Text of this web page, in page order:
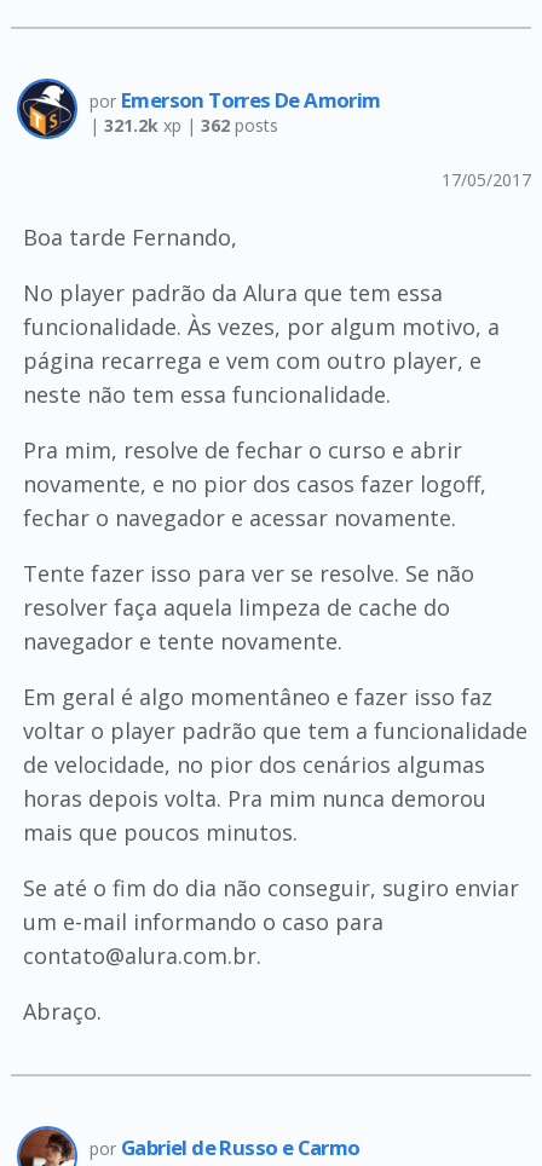
por Emerson Torres De Amorim
| 321.2kxp | 362posts
17/05/2017
Boa tarde Fernando,
No player padrão da Alura que tem essa
funcionalidade. Às vezes, por algum motivo, a
página recarrega e vem com outro player, e
neste não tem essa funcionalidade.
Pra mim, resolve de fechar o curso e abrir
novamente, e no pior dos casos fazer logoff,
fechar o navegador e acessar novamente.
Tente fazer isso para ver se resolve. Se não
resolver faça aquela limpeza de cache do
navegador e tente novamente.
Em geral é algo momentâneo e fazer isso faz
voltar o player padrão que tem a funcionalidade
de velocidade, no pior dos cenários algumas
horas depois volta. Pra mim nunca demorou
mais que poucos minutos.
Se até o fim do dia não conseguir, sugiro enviar
um e-mail informando o caso para
contato@alura.com.br.
Abraço.
por Gabriel de Russo e Carmo